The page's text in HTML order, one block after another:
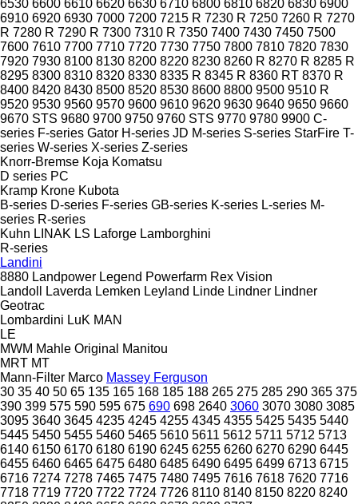
6530 6600 6610 6620 6630 6710 6800 6810 6820 6830 6900
6910 6920 6930 7000 7200 7215 R 7230 R 7250 7260 R 7270
R 7280 R 7290 R 7300 7310 R 7350 7400 7430 7450 7500
7600 7610 7700 7710 7720 7730 7750 7800 7810 7820 7830
7920 7930 8100 8130 8200 8220 8230 8260 R 8270 R 8285 R
8295 8300 8310 8320 8330 8335 R 8345 R 8360 RT 8370 R
8400 8420 8430 8500 8520 8530 8600 8800 9500 9510 R
9520 9530 9560 9570 9600 9610 9620 9630 9640 9650 9660
9670 STS 9680 9700 9750 9760 STS 9770 9780 9900 C-
series F-series Gator H-series JD M-series S-series StarFire T-
series W-series X-series Z-series
Knorr-Bremse Koja Komatsu
D series PC
Kramp Krone Kubota
B-series D-series F-series GB-series K-series L-series M-
series R-series
Kuhn LINAK LS Laforge Lamborghini
R-series
Landini
8880 Landpower Legend Powerfarm Rex Vision
Landoll
Laverda Lemken Leyland Linde Lindner Lindner
Geotrac
Lombardini LuK MAN
LE
MWM Mahle Original
Manitou
MRT MT
Mann-Filter Marco Massey Ferguson
30 35 40 50 65 135 165 168 185 188 265 275 285 290 365 375
390 399 575 590 595 675 690 698 2640 3060 3070 3080 3085
3095 3640 3645 4235 4245 4255 4345 4355 5425 5435 5440
5445 5450 5455 5460 5465 5610 5611 5612 5711 5712 5713
6140 6150 6170 6180 6190 6245 6255 6260 6270 6290 6445
6455 6460 6465 6475 6480 6485 6490 6495 6499 6713 6715
6716 7274 7278 7465 7475 7480 7495 7616 7618 7620 7716
7718 7719 7720 7722 7724 7726 8110 8140 8150 8220 8240